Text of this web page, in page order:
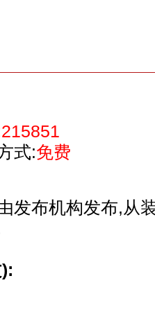
215851
式:免费
发布机构发布,从